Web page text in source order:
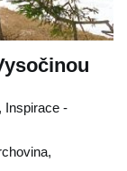
Inspirace -
,